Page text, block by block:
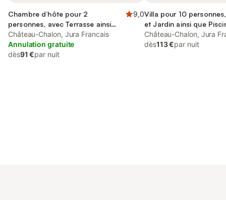
Chambre d’hôte pour 2
personnes, avec Terrasse ainsi
que Jardin et Vue
9,0
Château-Chalon, Jura Francais
Annulation gratuite
dès91 €par nuit
Villa pour 10
et Jardin ainsi que
Château-Chalon, Jura
dès113 €par nuit